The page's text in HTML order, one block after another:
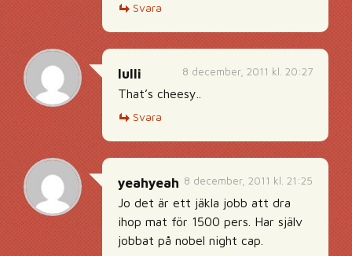
Svara
8 december, 2011 kl. 20:27
lulli
That’s cheesy..
Svara
8 december, 2011 kl. 21:25
yeahyeah
Jo det är ett jäkla jobb att dra
ihop mat för 1500 pers. Har själv
jobbat på nobel night cap.